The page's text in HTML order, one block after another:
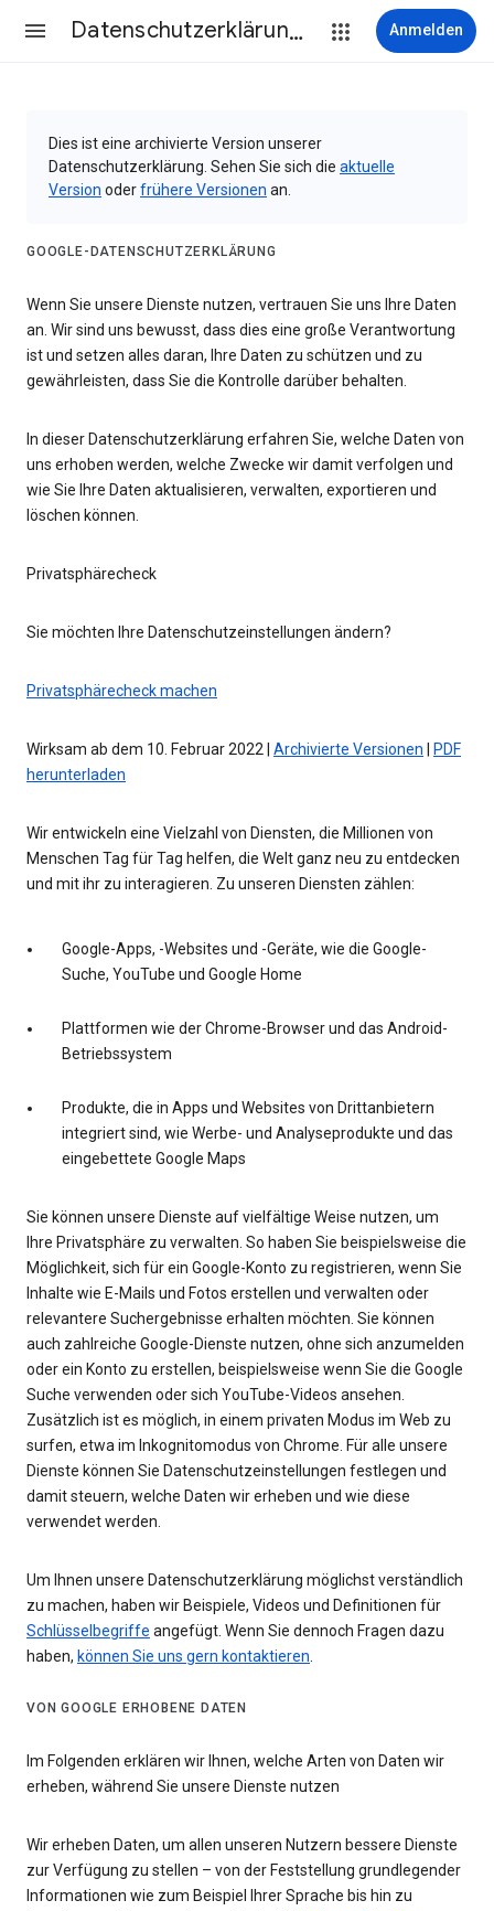
Datenschutzerklärung & Nutzungsbedingungen Anmelden
Dies ist eine archivierte Version unserer
Datenschutzerklärung. Sehen Sie sich die aktuelle
Version oderfrühere Versionen an.
GOOGLE-DATENSCHUTZERKLÄRUNG
Wenn Sie unsere Dienste nutzen, vertrauen Sie uns Ihre Daten
an. Wir sind uns bewusst, dass dies eine große Verantwortung
ist und setzen alles daran, Ihre Daten zu schützen und zu
gewährleisten, dass Sie die Kontrolle darüber behalten.
In dieser Datenschutzerklärung erfahren Sie, welche Daten von
uns erhoben werden, welche Zwecke wir damit verfolgen und
wie Sie Ihre Daten aktualisieren, verwalten, exportieren und
löschen können.
Privatsphärecheck
Sie möchten Ihre Datenschutzeinstellungen ändern?
Privatsphärecheck machen
Wirksam ab dem 10. Februar 2022 | Archivierte Versionen
PDF
herunterladen
Wir entwickeln eine Vielzahl von Diensten, die Millionen von
Menschen Tag für Tag helfen, die Welt ganz neu zu entdecken
und mit ihr zu interagieren. Zu unseren Diensten zählen:
Google-Apps, -Websites und -Geräte, wie die Google-
Suche, YouTube und Google Home
Plattformen wie der Chrome-Browser und das Android-
Betriebssystem
Produkte, die in Apps und Websites von Drittanbietern
integriert sind, wie Werbe- und Analyseprodukte und das
eingebettete Google Maps
Sie können unsere Dienste auf vielfältige Weise nutzen, um
Ihre Privatsphäre zu verwalten. So haben Sie beispielsweise die
Möglichkeit, sich für ein Google-Konto zu registrieren, wenn Sie
Inhalte wie E-Mails und Fotos erstellen und verwalten oder
relevantere Suchergebnisse erhalten möchten. Sie können
auch zahlreiche Google-Dienste nutzen, ohne sich anzumelden
oder ein Konto zu erstellen, beispielsweise wenn Sie die Google
Suche verwenden oder sich YouTube-Videos ansehen.
Zusätzlich ist es möglich, in einem privaten Modus im Web zu
surfen, etwa im Inkognitomodus von Chrome. Für alle unsere
Dienste können Sie Datenschutzeinstellungen festlegen und
damit steuern, welche Daten wir erheben und wie diese
verwendet werden.
Um Ihnen unsere Datenschutzerklärung möglichst verständlich
zu machen, haben wir Beispiele, Videos und Definitionen für
Schlüsselbegriffe angefügt. Wenn Sie dennoch Fragen dazu
haben, können Sie uns gern kontaktieren.
VON GOOGLE ERHOBENE DATEN
Im Folgenden erklären wir Ihnen, welche Arten von Daten wir
erheben, während Sie unsere Dienste nutzen
Wir erheben Daten, um allen unseren Nutzern bessere Dienste
zur Verfügung zu stellen – von der Feststellung grundlegender
Informationen wie zum Beispiel Ihrer Sprache bis hin zu